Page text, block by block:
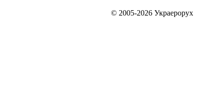
© 2005-2026 Украерорух